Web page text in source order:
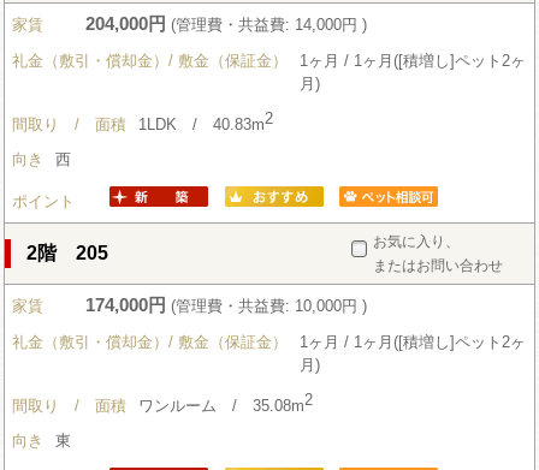
家賃 204,000円 (管理費・共益費: 14,000円 )
礼金（敷引・償却金）/ 敷金（保証金）
1ヶ月 / 1ヶ月([積増し]ペット2ヶ
月)
間取り / 面積 1LDK / 40.83m2
向き 西
ポイント
お気に入り、
またはお問い合わせ
2階 205
家賃 174,000円 (管理費・共益費: 10,000円 )
礼金（敷引・償却金）/ 敷金（保証金）
1ヶ月 / 1ヶ月([積増し]ペット2ヶ
月)
間取り / 面積 ワンルーム / 35.08m2
向き 東